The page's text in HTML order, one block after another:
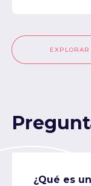
¿Qué es